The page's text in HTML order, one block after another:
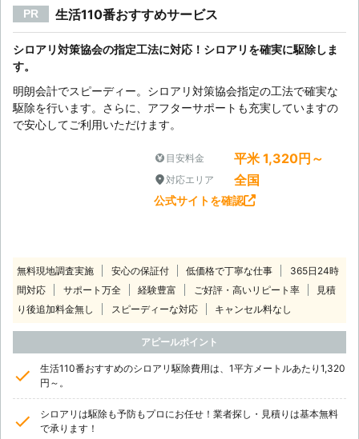
PR 生活110番おすすめサービス
シロアリ対策協会の指定工法に対応！シロアリを確実に駆除しま
す。
明朗会計でスピーディー。シロアリ対策協会指定の工法で確実な
駆除を行います。さらに、アフターサポートも充実していますの
で安心してご利用いただけます。
目安料金 平米 1,320円～
対応エリア 全国
公式サイトを確認
無料現地調査実施 安心の保証付 低価格で丁寧な仕事
365日24時
間対応
サポート万全 経験豊富 ご好評・高いリピート率
見積
り後追加料金無し
スピーディーな対応 キャンセル料なし
アピールポイント
生活110番おすすめのシロアリ駆除費用は、1平方メートルあたり1,320
円～。
シロアリは駆除も予防もプロにお任せ！業者探し・見積りは基本無料
で承ります！